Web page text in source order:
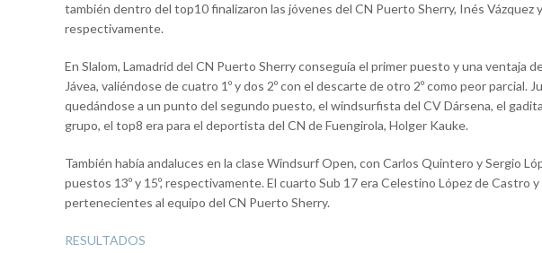
también dentro del top10 finalizaron las jóvenes del CN Puerto Sherry, Inés Vázquez
respectivamente.
En Slalom, Lamadrid del CN Puerto Sherry conseguía el primer puesto y una ventaja
Jávea, valiéndose de cuatro 1º y dos 2º con el descarte de otro 2º como peor parcial.
quedándose a un punto del segundo puesto, el windsurfista del CV Dársena, el
grupo, el top8 era para el deportista del CN de Fuengirola, Holger Kauke.
También había andaluces en la clase Windsurf Open, con Carlos Quintero y Sergio
puestos 13º y 15º, respectivamente. El cuarto Sub 17 era Celestino López de Castro
pertenecientes al equipo del CN Puerto Sherry.
RESULTADOS